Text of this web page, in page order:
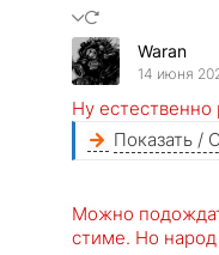
Waran
14 июня
Ну естественно
Показать /
Можно
стиме. Но народ